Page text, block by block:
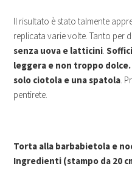
Il risultato è stato talmente
replicata varie volte. Tanto per
senza uova e latticini.
leggera e non troppo
solo ciotola e una spatola.
pentirete.
Torta alla barbabietola e
Ingredienti (stampo da 20